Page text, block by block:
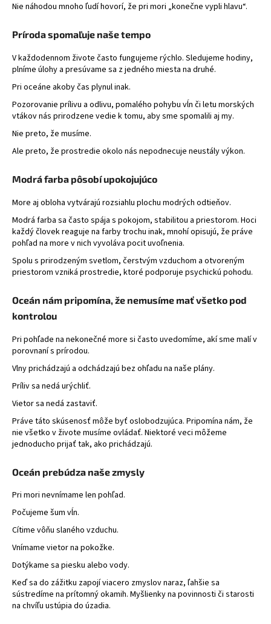
Nie náhodou mnoho ľudí hovorí, že pri mori „konečne vypli hlavu“.
Príroda spomaľuje naše tempo
V každodennom živote často fungujeme rýchlo. Sledujeme hodiny,
plníme úlohy a presúvame sa z jedného miesta na druhé.
Pri oceáne akoby čas plynul inak.
Pozorovanie prílivu a odlivu, pomalého pohybu vĺn či letu morských
vtákov nás prirodzene vedie k tomu, aby sme spomalili aj my.
Nie preto, že musíme.
Ale preto, že prostredie okolo nás nepodnecuje neustály výkon.
Modrá farba pôsobí upokojujúco
More aj obloha vytvárajú rozsiahlu plochu modrých odtieňov.
Modrá farba sa často spája s pokojom, stabilitou a priestorom. Hoci
každý človek reaguje na farby trochu inak, mnohí opisujú, že práve
pohľad na more v nich vyvoláva pocit uvoľnenia.
Spolu s prirodzeným svetlom, čerstvým vzduchom a otvoreným
priestorom vzniká prostredie, ktoré podporuje psychickú pohodu.
Oceán nám pripomína, že nemusíme mať všetko pod
kontrolou
Pri pohľade na nekonečné more si často uvedomíme, akí sme malí v
porovnaní s prírodou.
Vlny prichádzajú a odchádzajú bez ohľadu na naše plány.
Príliv sa nedá urýchliť.
Vietor sa nedá zastaviť.
Práve táto skúsenosť môže byť oslobodzujúca. Pripomína nám, že
nie všetko v živote musíme ovládať. Niektoré veci môžeme
jednoducho prijať tak, ako prichádzajú.
Oceán prebúdza naše zmysly
Pri mori nevnímame len pohľad.
Počujeme šum vĺn.
Cítime vôňu slaného vzduchu.
Vnímame vietor na pokožke.
Dotýkame sa piesku alebo vody.
Keď sa do zážitku zapojí viacero zmyslov naraz, ľahšie sa
sústredíme na prítomný okamih. Myšlienky na povinnosti či starosti
na chvíľu ustúpia do úzadia.